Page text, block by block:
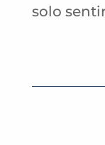
solo